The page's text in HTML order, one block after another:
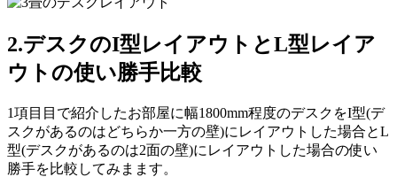
2.デスクのI型レイアウトとL型レイア
ウトの使い勝手比較
1項目目で紹介したお部屋に幅1800mm程度のデスクをI型(デ
スクがあるのはどちらか一方の壁)にレイアウトした場合とL
型(デスクがあるのは2面の壁)にレイアウトした場合の使い
勝手を比較してみまます。